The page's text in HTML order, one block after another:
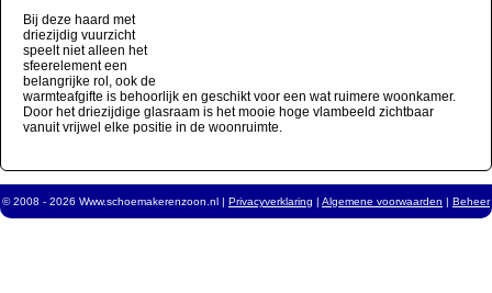
Bij deze haard met
driezijdig vuurzicht
speelt niet alleen het
sfeerelement een
belangrijke rol, ook de
warmteafgifte is behoorlijk en geschikt voor een wat ruimere woonkamer.
Door het driezijdige glasraam is het mooie hoge vlambeeld zichtbaar
vanuit vrijwel elke positie in de woonruimte.
© 2008 - 2026 Www.schoemakerenzoon.nl | Privacyverklaring | Algemene voorwaarden | Beheer